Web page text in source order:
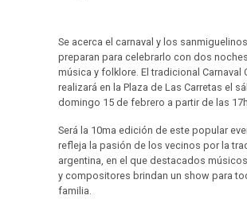
Se acerca el carnaval y los
preparan para celebrarlo con dos
música y folklore. El tradicional Carnaval
realizará en la Plaza de Las Carretas el
domingo 15 de febrero a partir de las
Será la 10ma edición de este popular
refleja la pasión de los vecinos por la
argentina, en el que destacados
y compositores brindan un show para
familia.